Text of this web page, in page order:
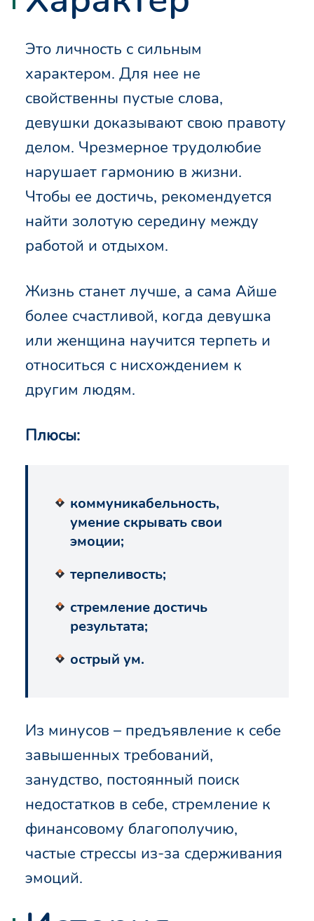
Это личность с сильным
характером. Для нее не
свойственны пустые слова,
девушки доказывают свою правоту
делом. Чрезмерное трудолюбие
нарушает гармонию в жизни.
Чтобы ее достичь, рекомендуется
найти золотую середину между
работой и отдыхом.
Жизнь станет лучше, а сама Айше
более счастливой, когда девушка
или женщина научится терпеть и
относиться с нисхождением к
другим людям.
Плюсы:
коммуникабельность,
умение скрывать свои
эмоции;
терпеливость;
стремление достичь
результата;
острый ум.
Из минусов – предъявление к себе
завышенных требований,
занудство, постоянный поиск
недостатков в себе, стремление к
финансовому благополучию,
частые стрессы из-за сдерживания
эмоций.